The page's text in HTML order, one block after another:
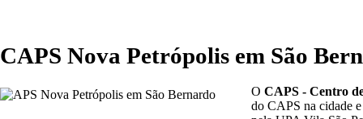
CAPS Nova Petrópolis em São
O CAPS - Centro
do CAPS na cidade